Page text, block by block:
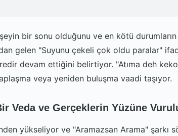
bir sonu olduğunu ve en kötü
gelen "Suyunu çekeli çok oldu paralar"
devam ettiğini belirtiyor. "Atıma deh keko
veya yeniden buluşma vaadi taşıyor.
Veda ve Gerçeklerin Yüzüne
yükseliyor ve "Aramazsan Arama" şarkı